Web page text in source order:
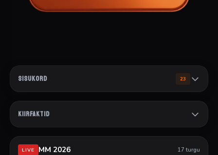
SISUKORD 23
KIIRFAKTID
LIVE MM 2026 17 turgu